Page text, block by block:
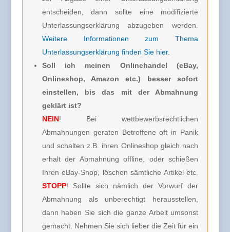
entscheiden, dann sollte eine modifizierte
Unterlassungserklärung abzugeben werden.
Weitere Informationen zum Thema
Unterlassungserklärung finden Sie hier.
Soll ich meinen Onlinehandel (eBay,
Onlineshop, Amazon etc.) besser sofort
einstellen, bis das mit der Abmahnung
geklärt ist?
NEIN! Bei wettbewerbsrechtlichen
Abmahnungen geraten Betroffene oft in Panik
und schalten z.B. ihren Onlineshop gleich nach
erhalt der Abmahnung offline, oder schießen
Ihren eBay-Shop, löschen sämtliche Artikel etc.
STOPP! Sollte sich nämlich der Vorwurf der
Abmahnung als unberechtigt herausstellen,
dann haben Sie sich die ganze Arbeit umsonst
gemacht. Nehmen Sie sich lieber die Zeit für ein